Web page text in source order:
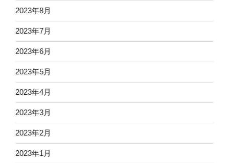
2023年8月
2023年7月
2023年6月
2023年5月
2023年4月
2023年3月
2023年2月
2023年1月